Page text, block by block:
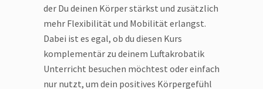
der Du deinen Körper stärkst und zusätzlich
mehr Flexibilität und Mobilität erlangst.
Dabei ist es egal, ob du diesen Kurs
komplementär zu deinem Luftakrobatik
Unterricht besuchen möchtest oder einfach
nur nutzt, um dein positives Körpergefühl